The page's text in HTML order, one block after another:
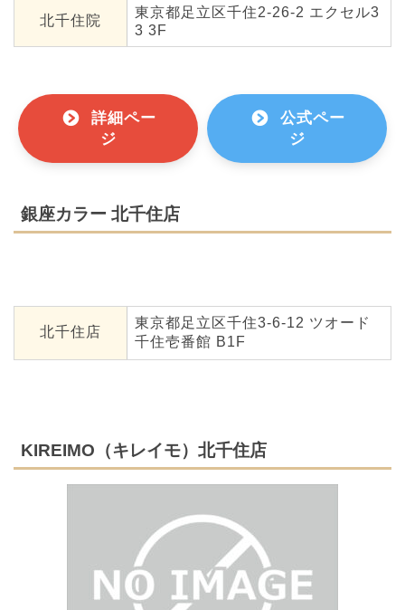
北千住院
東京都足立区千住2-26-2 エクセル3
3 3F
詳細ペー
ジ
公式ペー
ジ
銀座カラー 北千住店
北千住店
東京都足立区千住3-6-12 ツオード
千住壱番館 B1F
KIREIMO（キレイモ）北千住店